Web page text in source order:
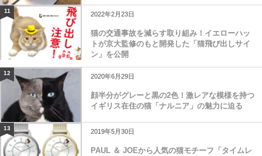
11 2022年2月23日
猫の交通事故を減らす取り組み！イエローハッ
トが京大監修のもと開発した「猫飛び出しサイ
ン」を公開
12 2020年6月29日
顔半分がグレーと黒の2色！激レアな模様を持つ
イギリス在住の猫「ナルニア」の魅力に迫る
13 2019年5月30日
PAUL ＆ JOEから人気の猫モチーフ「タイムレ